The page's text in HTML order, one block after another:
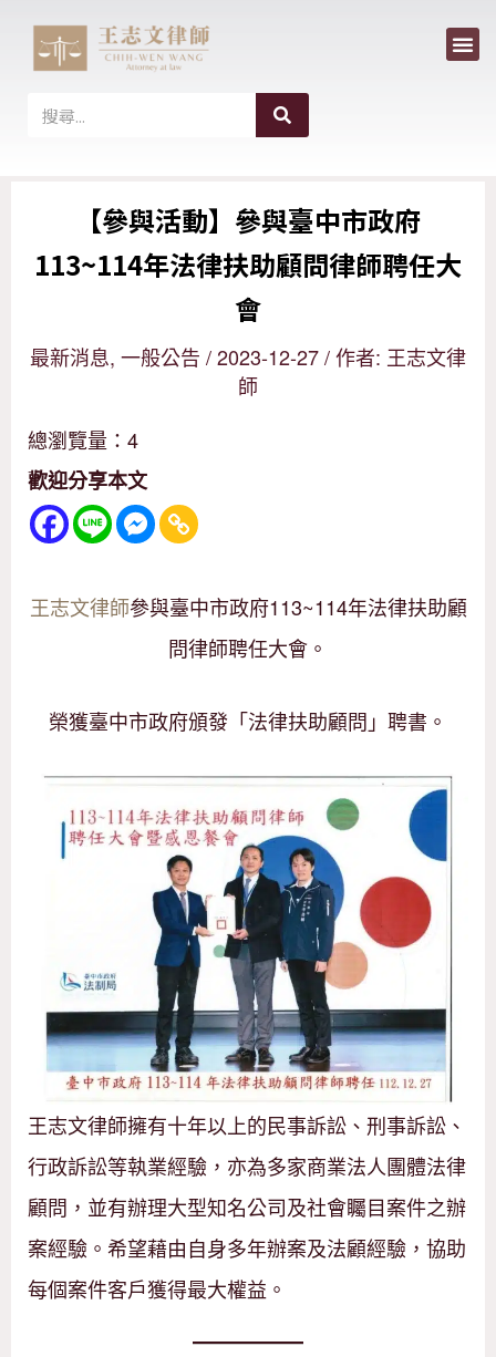
單
搜
搜
尋
【參與活動】參與臺中市政府
113~114年法律扶助顧問律師聘任大
會
最新消息, 一般公告 /2023-12-27/ 作者: 王志文律
師
總瀏覽量：4
歡迎分享本文
王志文律師參與臺中市政府113~114年法律扶助顧
問律師聘任大會。
榮獲臺中市政府頒發「法律扶助顧問」聘書。
王志文律師擁有十年以上的民事訴訟、刑事訴訟、
行政訴訟等執業經驗，亦為多家商業法人團體法律
顧問，並有辦理大型知名公司及社會矚目案件之辦
案經驗。希望藉由自身多年辦案及法顧經驗，協助
每個案件客戶獲得最大權益。